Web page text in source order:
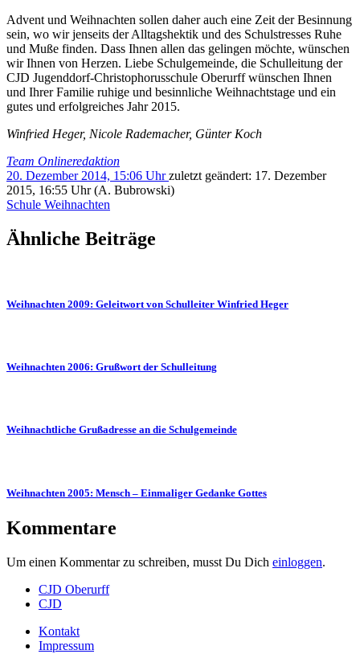
Advent und Weihnachten sollen daher auch eine Zeit der Besinnung
sein, wo wir jenseits der Alltags­hektik und des Schulstresses Ruhe
und Muße finden. Dass Ihnen allen das gelingen möchte, wünschen
wir Ihnen von Herzen. Liebe Schulgemeinde, die Schulleitung der
CJD Jugenddorf-Christophorus­schule Oberurff wünschen Ihnen
und Ihrer Familie ruhige und besinnliche Weihnachtstage und ein
gutes und erfolgreiches Jahr 2015.
Winfried Heger, Nicole Rademacher, Günter Koch
Team Onlineredaktion
20. Dezember 2014, 15:06 Uhrzuletzt geändert: 17. Dezember
2015, 16:55 Uhr(A. Bubrowski)
Schule Weihnachten
Ähnliche Beiträge
Weihnachten 2009: Geleitwort von Schulleiter Winfried Heger
Weihnachten 2006: Grußwort der Schulleitung
Weihnachtliche Grußadresse an die Schulgemeinde
Weihnachten 2005: Mensch – Einmaliger Gedanke Gottes
Kommentare
Um einen Kommentar zu schreiben, musst Du Dich einloggen.
CJD Oberurff
CJD
Kontakt
Impressum